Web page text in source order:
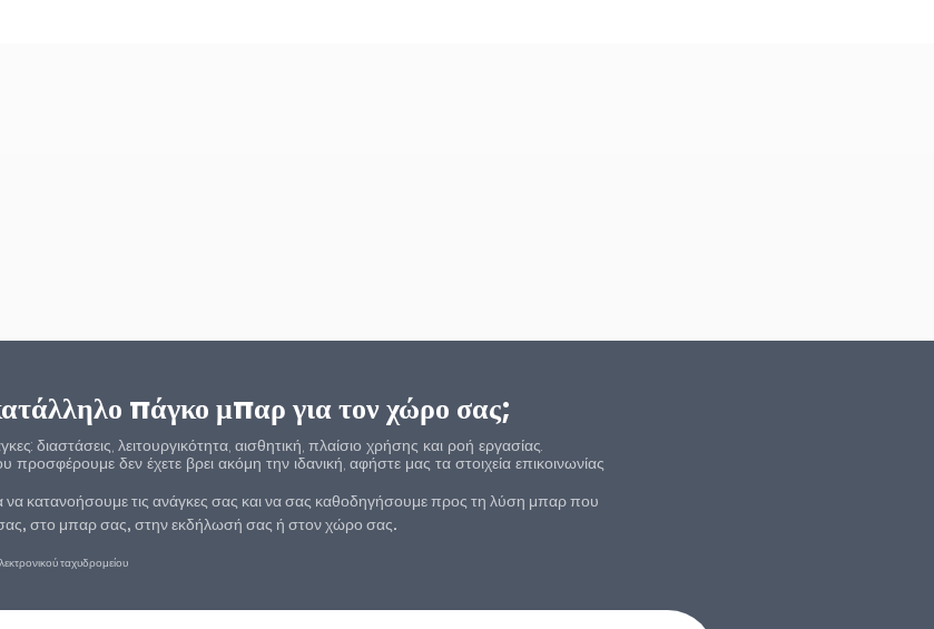
πάγκο μπαρ για τον χώρο σας;
διαστάσεις, λειτουργικότητα, αισθητική, πλαίσιο χρήσης και ροή εργασίας.
δεν έχετε βρει ακόμη την ιδανική, αφήστε μας τα στοιχεία επικοινωνίας
να κατανοήσουμε τις ανάγκες σας και να σας καθοδηγήσουμε προς τη λύση μπαρ που
στο μπαρ σας, στην εκδήλωσή σας ή στον χώρο σας.
ταχυδρομείου